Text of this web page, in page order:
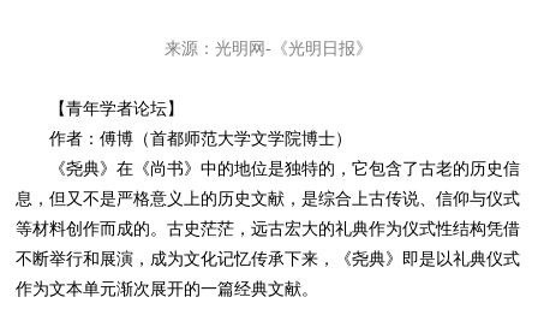
来源：光明网-《光明日报》
【青年学者论坛】
作者：傅博（首都师范大学文学院博士）
《尧典》在《尚书》中的地位是独特的，它包含了古老的历史信
息，但又不是严格意义上的历史文献，是综合上古传说、信仰与仪式
等材料创作而成的。古史茫茫，远古宏大的礼典作为仪式性结构凭借
不断举行和展演，成为文化记忆传承下来，《尧典》即是以礼典仪式
作为文本单元渐次展开的一篇经典文献。